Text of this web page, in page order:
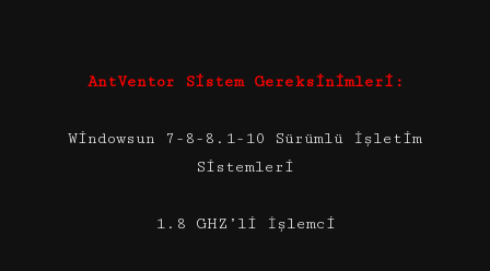
AntVentor Sistem Gereksinimleri:
Windowsun 7-8-8.1-10 Sürümlü İşletim
Sistemleri
1.8 GHZ’li İşlemci